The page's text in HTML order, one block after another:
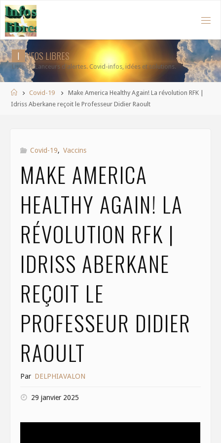
Aller
au
contenu
I NFOSLIBRES
Liste de Lanceurs d'alertes. Covid-infos, idées et solutions.
AccueilCovid-19
Make America Healthy Again! La révolution RFK |
Idriss Aberkane reçoit le Professeur Didier Raoult
Covid-19, Vaccins
MAKE AMERICA
HEALTHY AGAIN! LA
RÉVOLUTION RFK |
IDRISS ABERKANE
REÇOIT LE
PROFESSEUR DIDIER
RAOULT
Par DELPHIAVALON
29 janvier 2025